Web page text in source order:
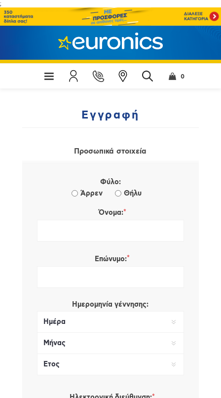
;
0
Εγγραφή
Προσωπικά στοιχεία
Φύλο:
Άρρεν
Θήλυ
Όνομα:*
Επώνυμο:*
Ημερομηνία γέννησης: